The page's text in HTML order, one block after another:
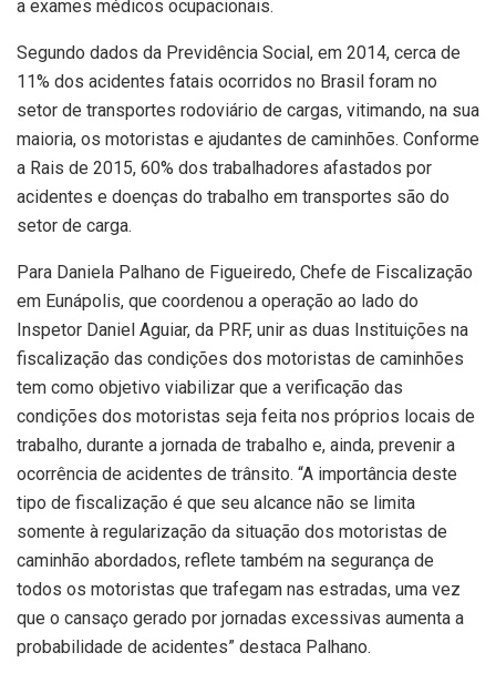
a exames médicos ocupacionais.
Segundo dados da Previdência Social, em 2014, cerca de
11% dos acidentes fatais ocorridos no Brasil foram no
setor de transportes rodoviário de cargas, vitimando, na sua
maioria, os motoristas e ajudantes de caminhões. Conforme
a Rais de 2015, 60% dos trabalhadores afastados por
acidentes e doenças do trabalho em transportes são do
setor de carga.
Para Daniela Palhano de Figueiredo, Chefe de Fiscalização
em Eunápolis, que coordenou a operação ao lado do
Inspetor Daniel Aguiar, da PRF, unir as duas Instituições na
fiscalização das condições dos motoristas de caminhões
tem como objetivo viabilizar que a verificação das
condições dos motoristas seja feita nos próprios locais de
trabalho, durante a jornada de trabalho e, ainda, prevenir a
ocorrência de acidentes de trânsito. “A importância deste
tipo de fiscalização é que seu alcance não se limita
somente à regularização da situação dos motoristas de
caminhão abordados, reflete também na segurança de
todos os motoristas que trafegam nas estradas, uma vez
que o cansaço gerado por jornadas excessivas aumenta a
probabilidade de acidentes” destaca Palhano.